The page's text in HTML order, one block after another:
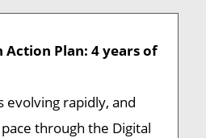
Plan: 4 years of
evolving rapidly, and
through the Digital